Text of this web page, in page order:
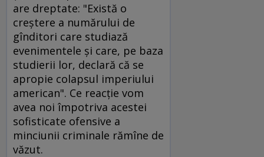
are dreptate: "Există o
creştere a numărului de
gînditori care studiază
evenimentele şi care, pe baza
studierii lor, declară că se
apropie colapsul imperiului
american". Ce reacţie vom
avea noi împotriva acestei
sofisticate ofensive a
minciunii criminale rămîne de
văzut.